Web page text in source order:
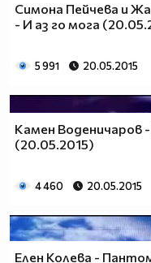
Симона Пейчева и
- И аз го мога
5 991 20.05.2015
Камен Воденичаров
(20.05.2015)
4 460 20.05.2015
Елен Колева -